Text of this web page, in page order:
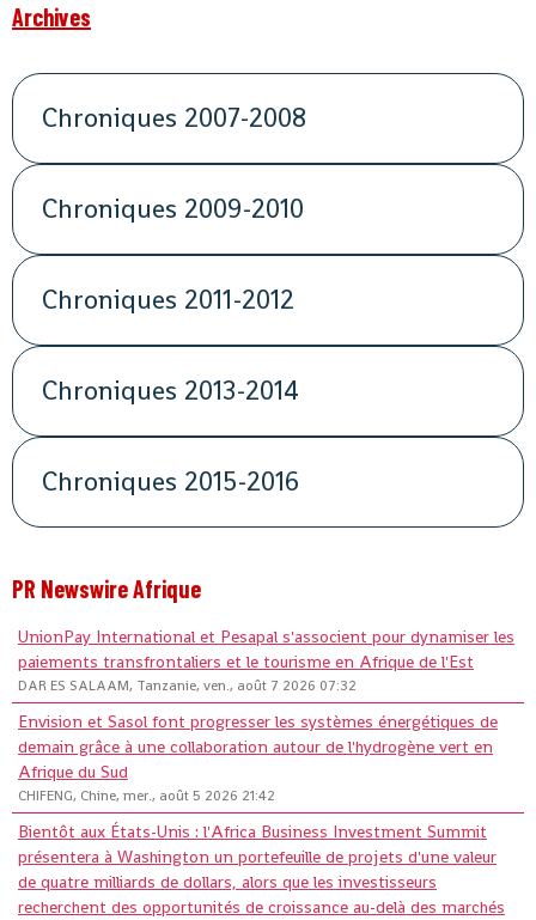
Archives
Chroniques 2007-2008
Chroniques 2009-2010
Chroniques 2011-2012
Chroniques 2013-2014
Chroniques 2015-2016
PR Newswire Afrique
UnionPay International et Pesapal s'associent pour dynamiser les
paiements transfrontaliers et le tourisme en Afrique de l'Est
DAR ES SALAAM, Tanzanie, ven., août 7 2026 07:32
Envision et Sasol font progresser les systèmes énergétiques de
demain grâce à une collaboration autour de l'hydrogène vert en
Afrique du Sud
CHIFENG, Chine, mer., août 5 2026 21:42
Bientôt aux États-Unis : l'Africa Business Investment Summit
présentera à Washington un portefeuille de projets d'une valeur
de quatre milliards de dollars, alors que les investisseurs
recherchent des opportunités de croissance au-delà des marchés